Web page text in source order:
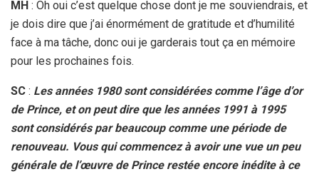
MH : Oh oui c’est quelque chose dont je me souviendrais, et
je dois dire que j’ai énormément de gratitude et d’humilité
face à ma tâche, donc oui je garderais tout ça en mémoire
pour les prochaines fois.
SC : Les années 1980 sont considérées comme l’âge d’or
de Prince, et on peut dire que les années 1991 à 1995
sont considérés par beaucoup comme une période de
renouveau. Vous qui commencez à avoir une vue un peu
générale de l’œuvre de Prince restée encore inédite à ce